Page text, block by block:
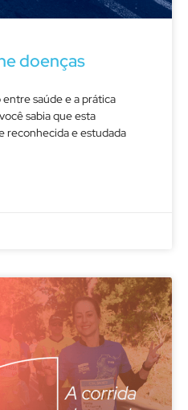
doenças
saúde e a prática
sabia que esta
reconhecida e estudada